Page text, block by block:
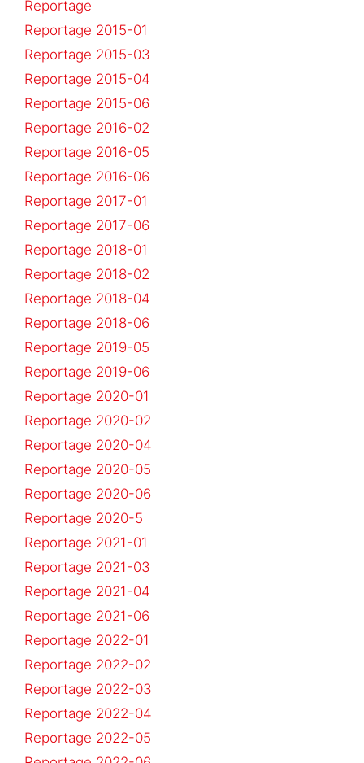
Reportage
Reportage 2015-01
Reportage 2015-03
Reportage 2015-04
Reportage 2015-06
Reportage 2016-02
Reportage 2016-05
Reportage 2016-06
Reportage 2017-01
Reportage 2017-06
Reportage 2018-01
Reportage 2018-02
Reportage 2018-04
Reportage 2018-06
Reportage 2019-05
Reportage 2019-06
Reportage 2020-01
Reportage 2020-02
Reportage 2020-04
Reportage 2020-05
Reportage 2020-06
Reportage 2020-5
Reportage 2021-01
Reportage 2021-03
Reportage 2021-04
Reportage 2021-06
Reportage 2022-01
Reportage 2022-02
Reportage 2022-03
Reportage 2022-04
Reportage 2022-05